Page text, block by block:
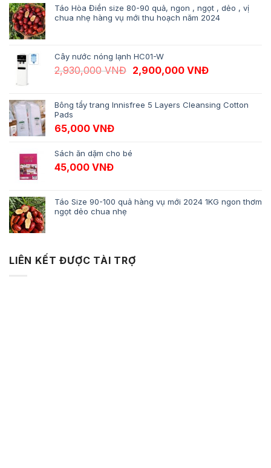
Táo Hòa Điền size 80-90 quả, ngon , ngọt , dẻo , vị
chua nhẹ hàng vụ mới thu hoạch năm 2024
Cây nước nóng lạnh HC01-W
2,930,000VNĐ Giá gốc là: 2,930,000 VNĐ.
2,900,000 VNĐGiá hiện tại
Bông tẩy trang Innisfree 5 Layers Cleansing Cotton
Pads
65,000 VNĐ
Sách ăn dặm cho bé
45,000 VNĐ
Táo Size 90-100 quả hàng vụ mới 2024 1KG ngon thơm
ngọt dẻo chua nhẹ
LIÊN KẾT ĐƯỢC TÀI TRỢ